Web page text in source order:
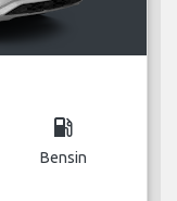
local_gas_station
Bensin